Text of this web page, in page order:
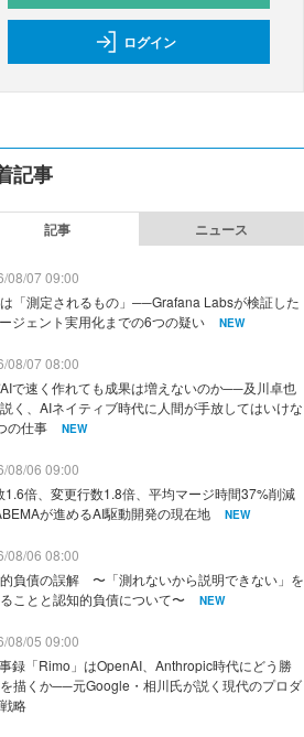
ログイン
記事
記事 ニュース
08/07 09:00
「測定されるもの」──Grafana Labsが検証した
ジェント実用化までの6つの疑い
NEW
08/07 08:00
で速く作れても成果は増えないのか──及川卓也
く、AIネイティブ時代に人間が手放してはいけな
の仕事
NEW
08/06 09:00
1.6倍、変更行数1.8倍、平均マージ時間37%削減
が進めるAI駆動開発の現在地
NEW
08/06 08:00
負債の誤解 〜「測れないから説明できない」を
ことと認知的負債について〜
NEW
08/05 09:00
録「Rimo」はOpenAI、Anthropic時代にどう勝
描くか──元Google・相川氏が説く現代のプロダ
略